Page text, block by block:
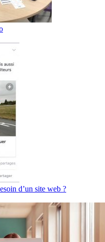
d’un site web ?